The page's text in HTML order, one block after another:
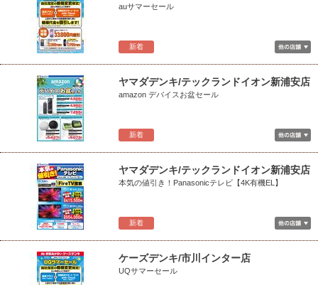
新着
auサマーセール
新着
ヤマダデンキ/テックランドイオン新浦安店
amazon デバイスお盆セール
新着
ヤマダデンキ/テックランドイオン新浦安店
本気の値引き！Panasonicテレビ【4K有機EL】
ケーズデンキ/市川インター店
UQサマーセール